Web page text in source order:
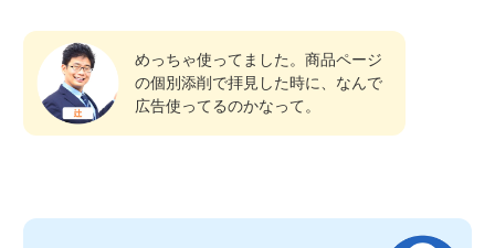
めっちゃ使ってました。商品ページ
の個別添削で拝見した時に、なんで
広告使ってるのかなって。